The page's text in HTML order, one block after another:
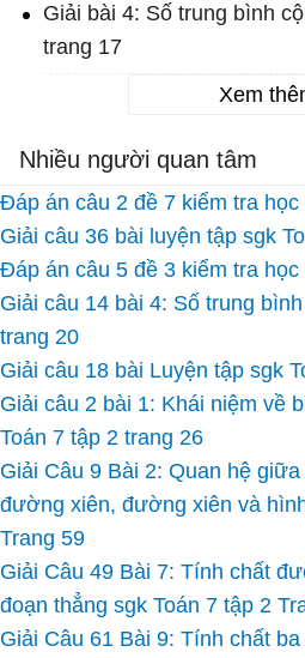
Giải bài 4: Số trung bình
trang 17
Xem
Nhiều người quan tâm
Đáp án câu 2 đề 7 kiểm tra
Giải câu 36 bài luyện tập sgk
Đáp án câu 5 đề 3 kiểm tra
Giải câu 14 bài 4: Số trung
trang 20
Giải câu 18 bài Luyện tập sgk
Giải câu 2 bài 1: Khái niệm về
Toán 7 tập 2 trang 26
Giải Câu 9 Bài 2: Quan hệ
đường xiên, đường xiên và
Trang 59
Giải Câu 49 Bài 7: Tính chất
đoạn thẳng sgk Toán 7 tập 2
Giải Câu 61 Bài 9: Tính chất